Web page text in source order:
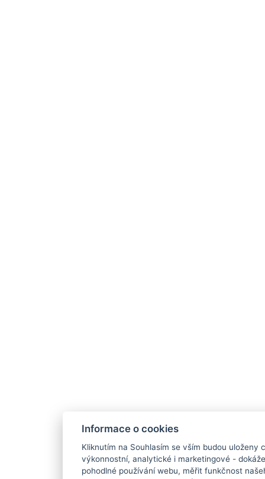
Informace o cookies
Kliknutím na Souhlasím se vším budou uloženy
výkonnostní, analytické i marketingové -
pohodlné používání webu, měřit funkčnost